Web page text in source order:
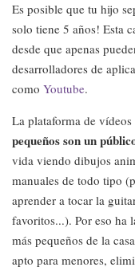
Es posible que tu hijo
solo tiene 5 años! Esta
desde que apenas
desarrolladores de
como Youtube.
La plataforma de
pequeños son un
vida viendo dibujos
manuales de todo tipo
aprender a tocar la
favoritos...). Por eso ha
más pequeños de la
apto para menores,